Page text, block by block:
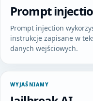
Prompt
Prompt injection
instrukcje zapisane w
danych wejściowych.
WYJAŚNIAMY